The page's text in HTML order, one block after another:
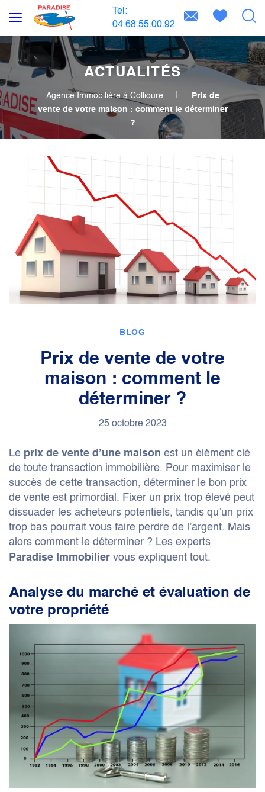
Tel:
04.68.55.00.92
ACTUALITÉS
Agence Immobilière à Collioure
Prix de
vente de votre maison : comment le déterminer
?
BLOG
Prix de vente de votre
maison : comment le
déterminer ?
25 octobre 2023
Le prix de vente d’une maison est un élément clé
de toute transaction immobilière. Pour maximiser le
succès de cette transaction, déterminer le bon prix
de vente est primordial. Fixer un prix trop élevé peut
dissuader les acheteurs potentiels, tandis qu’un prix
trop bas pourrait vous faire perdre de l’argent. Mais
alors comment le déterminer ? Les experts
Paradise Immobilier vous expliquent tout.
Analyse du marché et évaluation de
votre propriété